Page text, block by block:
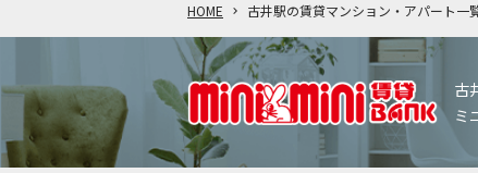
HOME 古井駅の賃貸マンション・アパート一
古
ミ